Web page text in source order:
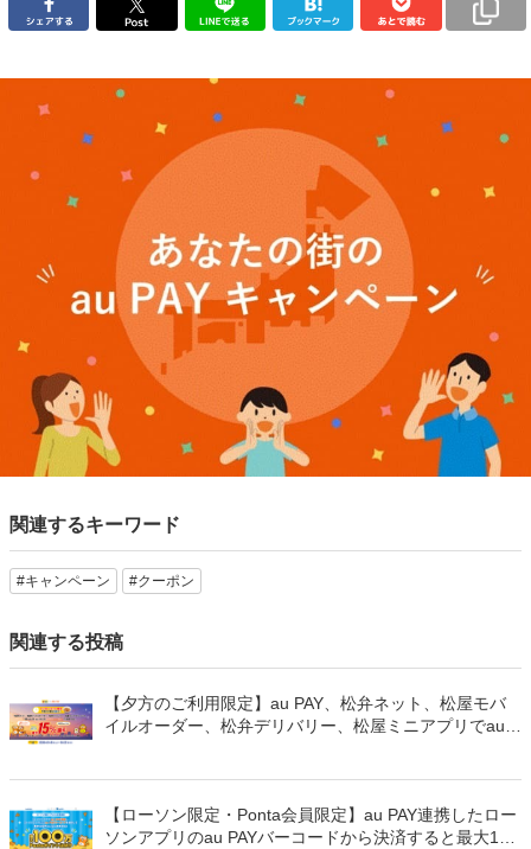
関連するキーワード
#キャンペーン #クーポン
関連する投稿
【夕方のご利用限定】au PAY、松弁ネット、松屋モバ
イルオーダー、松弁デリバリー、松屋ミニアプリでau
【ローソン限定・Ponta会員限定】au PAY連携したロー
ソンアプリのau PAYバーコードから決済すると最大100